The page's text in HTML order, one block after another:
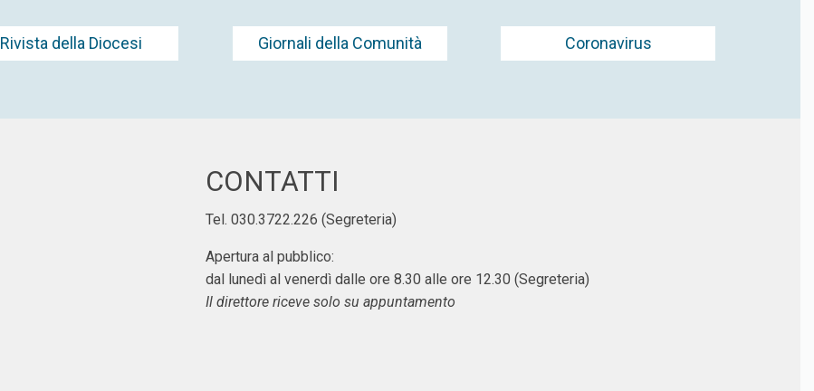
Rivista della Diocesi Giornali della Comunità Coronavirus
CONTATTI
Tel. 030.3722.226 (Segreteria)
Apertura al pubblico:
dal lunedì al venerdì dalle ore 8.30 alle ore 12.30 (Segreteria)
Il direttore riceve solo su appuntamento